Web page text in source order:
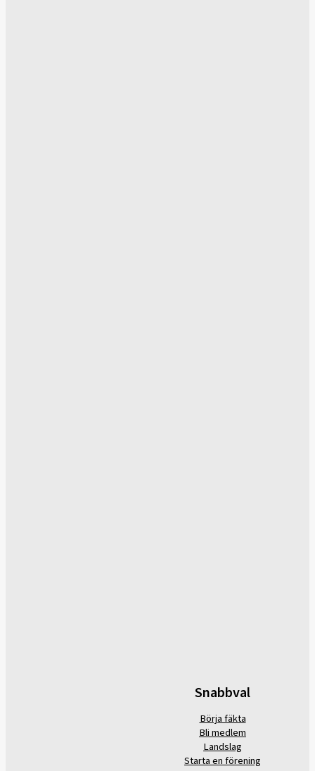
Snabbval
Börja fäkta
Bli medlem
Landslag
Starta en förening